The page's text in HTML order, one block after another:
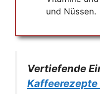
und Nüssen.
Vertiefende
Kaffeerezepte